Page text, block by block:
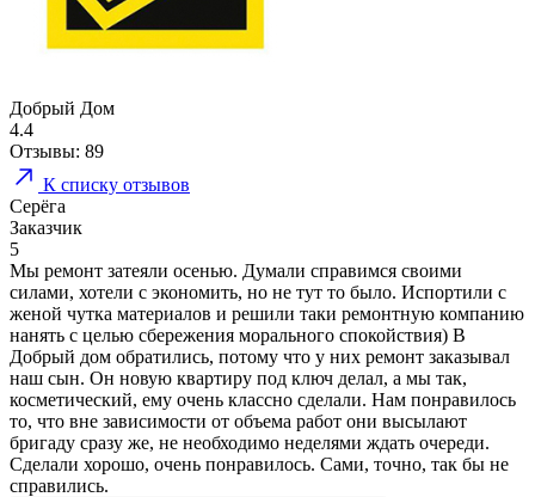
Добрый Дом
4.4
Отзывы: 89
К списку отзывов
Серёга
Заказчик
5
Мы ремонт затеяли осенью. Думали справимся своими
силами, хотели с экономить, но не тут то было. Испортили с
женой чутка материалов и решили таки ремонтную компанию
нанять с целью сбережения морального спокойствия) В
Добрый дом обратились, потому что у них ремонт заказывал
наш сын. Он новую квартиру под ключ делал, а мы так,
косметический, ему очень классно сделали. Нам понравилось
то, что вне зависимости от объема работ они высылают
бригаду сразу же, не необходимо неделями ждать очереди.
Сделали хорошо, очень понравилось. Сами, точно, так бы не
справились.